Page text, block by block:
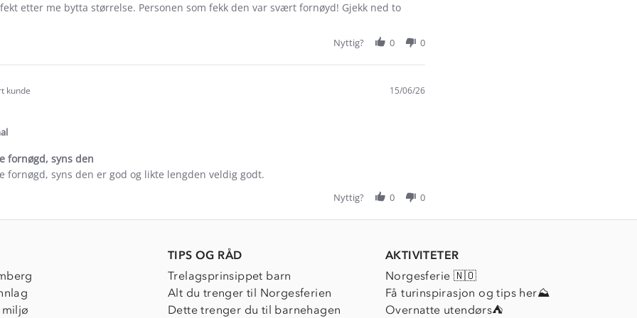
etter me bytta størrelse. Personen som fekk den var svært fornøyd! Gjekk ned to
Nyttig? 0 0
kunde 15/06/26
fornøgd, syns den
fornøgd, syns den er god og likte lengden veldig godt.
Nyttig? 0 0
miljø
TIPS OG RÅD
Trelagsprinsippet barn
Alt du trenger til Norgesferien
Dette trenger du til barnehagen
AKTIVITETER
Norgesferie 🇳🇴
Få turinspirasjon og tips her⛰
Overnatte utendørs⛺